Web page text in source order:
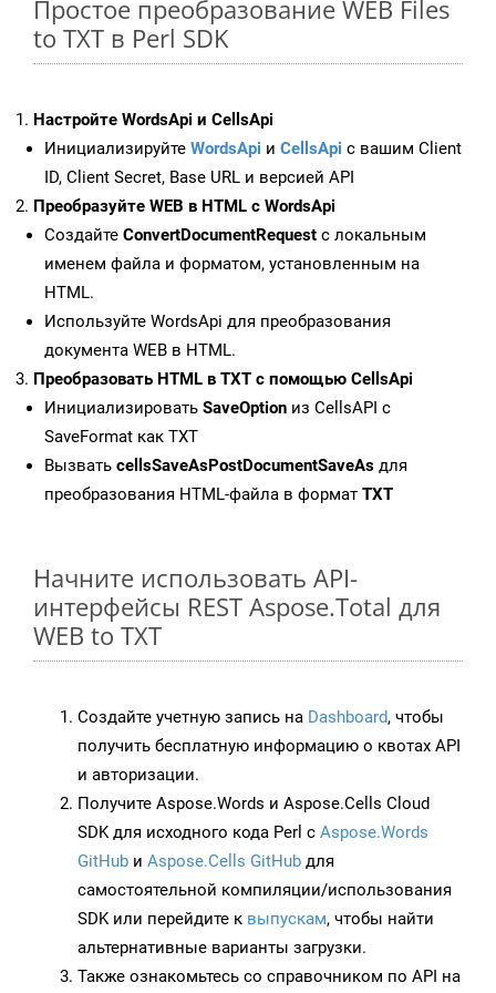
Простое преобразование WEB Files
to TXT в Perl SDK
Настройте WordsApi и CellsApi
Инициализируйте WordsApi и CellsApi с вашим Client
ID, Client Secret, Base URL и версией API
Преобразуйте WEB в HTML с WordsApi
Создайте ConvertDocumentRequest с локальным
именем файла и форматом, установленным на
HTML.
Используйте WordsApi для преобразования
документа WEB в HTML.
Преобразовать HTML в TXT с помощью CellsApi
Инициализировать SaveOption из CellsAPI с
SaveFormat как TXT
Вызвать cellsSaveAsPostDocumentSaveAs для
преобразования HTML-файла в формат TXT
Начните использовать API-
интерфейсы REST Aspose.Total для
WEB to TXT
Создайте учетную запись на Dashboard, чтобы
получить бесплатную информацию о квотах API
и авторизации.
Получите Aspose.Words и Aspose.Cells Cloud
SDK для исходного кода Perl с Aspose.Words
GitHub и Aspose.Cells GitHub для
самостоятельной компиляции/использования
SDK или перейдите к выпускам, чтобы найти
альтернативные варианты загрузки.
Также ознакомьтесь со справочником по API на